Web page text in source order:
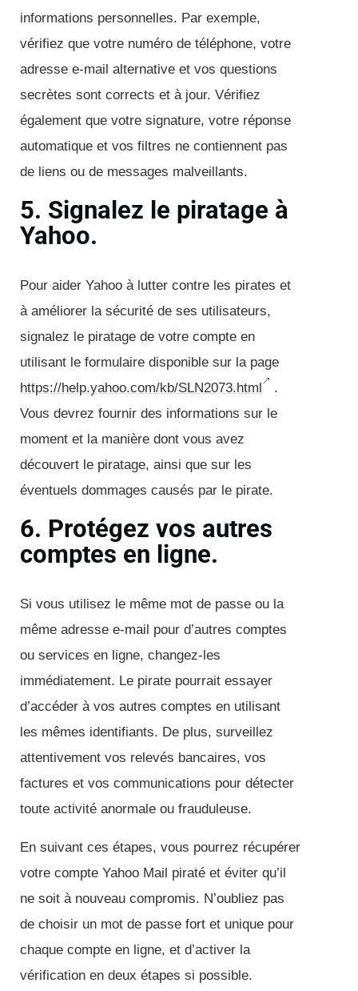
informations personnelles. Par exemple,
vérifiez que votre numéro de téléphone, votre
adresse e-mail alternative et vos questions
secrètes sont corrects et à jour. Vérifiez
également que votre signature, votre réponse
automatique et vos filtres ne contiennent pas
de liens ou de messages malveillants.
5. Signalez le piratage à
Yahoo.
Pour aider Yahoo à lutter contre les pirates et
à améliorer la sécurité de ses utilisateurs,
signalez le piratage de votre compte en
utilisant le formulaire disponible sur la page
https://help.yahoo.com/kb/SLN2073.html
.
Vous devrez fournir des informations sur le
moment et la manière dont vous avez
découvert le piratage, ainsi que sur les
éventuels dommages causés par le pirate.
6. Protégez vos autres
comptes en ligne.
Si vous utilisez le même mot de passe ou la
même adresse e-mail pour d’autres comptes
ou services en ligne, changez-les
immédiatement. Le pirate pourrait essayer
d’accéder à vos autres comptes en utilisant
les mêmes identifiants. De plus, surveillez
attentivement vos relevés bancaires, vos
factures et vos communications pour détecter
toute activité anormale ou frauduleuse.
En suivant ces étapes, vous pourrez récupérer
votre compte Yahoo Mail piraté et éviter qu’il
ne soit à nouveau compromis. N’oubliez pas
de choisir un mot de passe fort et unique pour
chaque compte en ligne, et d’activer la
vérification en deux étapes si possible.